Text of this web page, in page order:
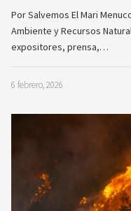
Por Salvemos El Mari
Ambiente y Recursos
expositores, prensa,…
6 febrero, 2026